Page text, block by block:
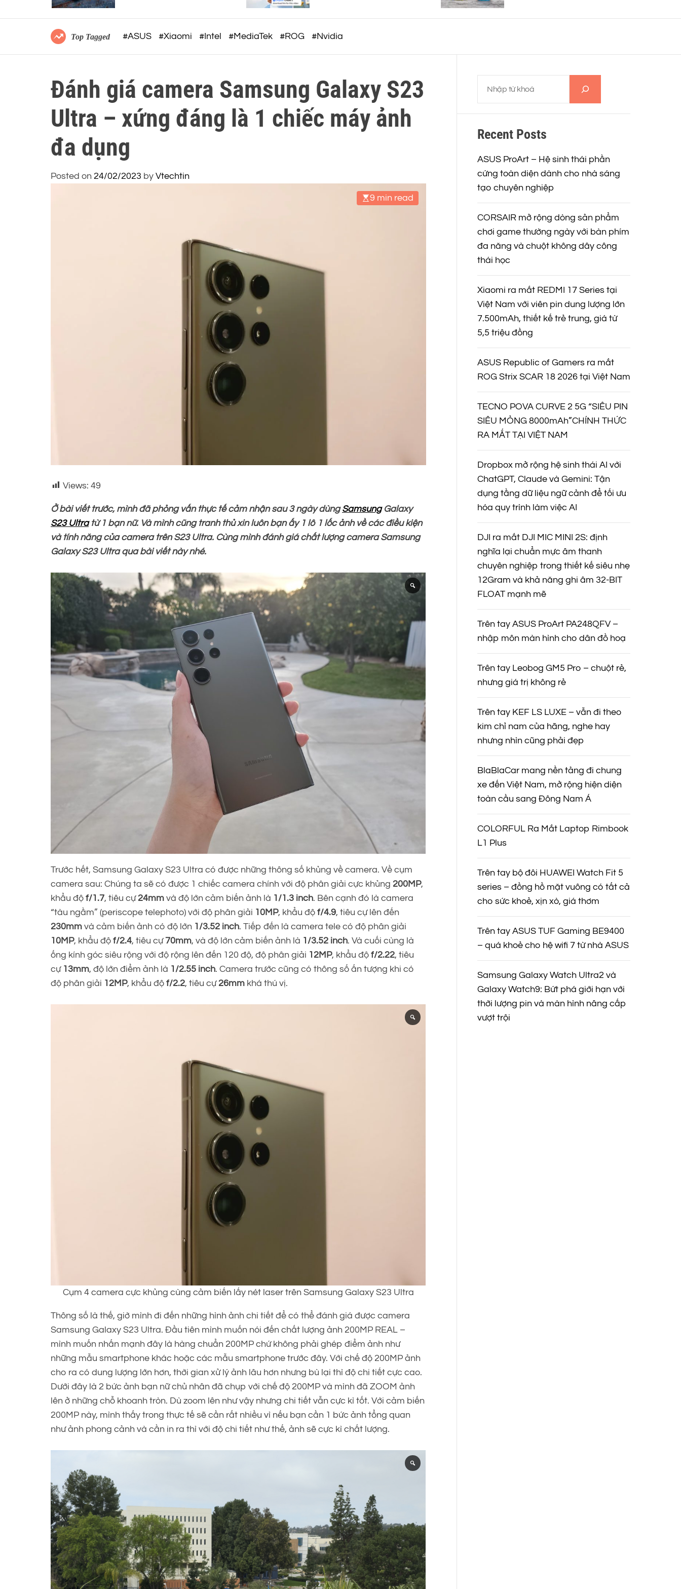
c
o
m
r
d
MẮT TẠI VIỆT NAM
ngữ cảnh để tối ưu hóa quy
trình làm việc AI
thiết kế siêu nhẹ 12Gram và
khả năng ghi âm 32-BIT FLOAT
Top Tagged #ASUS #Xiaomi #Intel #MediaTek #ROG #Nvidia
Đánh giá camera Samsung Galaxy S23
Ultra – xứng đáng là 1 chiếc máy ảnh
đa dụng
Posted on 24/02/2023 by Vtechtin
9 min read
Views: 49
Ở bài viết trước, mình đã phỏng vấn thực tế cảm nhận sau 3 ngày dùngSamsungGalaxy
S23 Ultratừ 1 bạn nữ. Và mình cũng tranh thủ xin luôn bạn ấy 1 lô 1 lốc ảnh về các điều kiện
và tính năng của camera trên S23 Ultra. Cùng mình đánh giá chất lượng camera Samsung
Galaxy S23 Ultra qua bài viết này nhé.
Trước hết, Samsung Galaxy S23 Ultra có được những thông số khủng về camera. Về cụm
camera sau: Chúng ta sẽ có được 1 chiếc camera chính với độ phân giải cực khủng 200MP,
khẩu độ f/1.7, tiêu cự 24mm và độ lớn cảm biến ảnh là 1/1.3 inch. Bên cạnh đó là camera
“tàu ngầm” (periscope telephoto) với độ phân giải 10MP, khẩu độ f/4.9, tiêu cự lên đến
230mm và cảm biến ảnh có độ lớn 1/3.52 inch. Tiếp đến là camera tele có độ phân giải
10MP, khẩu độ f/2.4, tiêu cự70mm, và độ lớn cảm biến ảnh là 1/3.52 inch. Và cuối cùng là
ống kính góc siêu rộng với độ rộng lên đến 120 độ, độ phân giải 12MP, khẩu độ f/2.22, tiêu
cự 13mm, độ lớn điểm ảnh là 1/2.55 inch. Camera trước cũng có thông số ấn tượng khi có
độ phân giải 12MP, khẩu độ f/2.2, tiêu cự 26mm khá thú vị.
Cụm 4 camera cực khủng cùng cảm biến lấy nét laser trên Samsung Galaxy S23 Ultra
Thông số là thế, giờ mình đi đến những hình ảnh chi tiết để có thể đánh giá được camera
Samsung Galaxy S23 Ultra. Đầu tiên mình muốn nói đến chất lượng ảnh 200MP REAL –
mình muốn nhấn mạnh đây là hàng chuẩn 200MP chứ không phải ghép điểm ảnh như
những mẫu smartphone khác hoặc các mẫu smartphone trước đây. Với chế độ 200MP ảnh
cho ra có dung lượng lớn hơn, thời gian xử lý ảnh lâu hơn nhưng bù lại thì độ chi tiết cực cao.
Dưới đây là 2 bức ảnh bạn nữ chủ nhân đã chụp với chế độ 200MP và mình đã ZOOM ảnh
lên ở những chỗ khoanh tròn. Dù zoom lên như vậy nhưng chi tiết vẫn cực kì tốt. Với cảm biến
200MP này, mình thấy trong thực tế sẽ cần rất nhiều vì nếu bạn cần 1 bức ảnh tổng quan
như ảnh phong cảnh và cần in ra thì với độ chi tiết như thế, ảnh sẽ cực kì chất lượng.
m
i
m
Recent Posts
ASUS ProArt – Hệ sinh thái phần
cứng toàn diện dành cho nhà sáng
tạo chuyên nghiệp
CORSAIR mở rộng dòng sản phẩm
chơi game thường ngày với bàn phím
đa năng và chuột không dây công
thái học
Xiaomi ra mắt REDMI 17 Series tại
Việt Nam với viên pin dung lượng lớn
7.500mAh, thiết kế trẻ trung, giá từ
5,5 triệu đồng
ASUS Republic of Gamers ra mắt
ROG Strix SCAR 18 2026 tại Việt Nam
TECNO POVA CURVE 2 5G “SIÊU PIN
SIÊU MỎNG 8000mAh”CHÍNH THỨC
RA MẮT TẠI VIỆT NAM
Dropbox mở rộng hệ sinh thái AI với
ChatGPT, Claude và Gemini: Tận
dụng tầng dữ liệu ngữ cảnh để tối ưu
hóa quy trình làm việc AI
DJI ra mắt DJI MIC MINI 2S: định
nghĩa lại chuẩn mực âm thanh
chuyên nghiệp trong thiết kế siêu nhẹ
12Gram và khả năng ghi âm 32-BIT
FLOAT mạnh mẽ
Trên tay ASUS ProArt PA248QFV –
nhập môn màn hình cho dân đồ hoạ
Trên tay Leobog GM5 Pro – chuột rẻ,
nhưng giá trị không rẻ
Trên tay KEF LS LUXE – vẫn đi theo
kim chỉ nam của hãng, nghe hay
nhưng nhìn cũng phải đẹp
BlaBlaCar mang nền tảng đi chung
xe đến Việt Nam, mở rộng hiện diện
toàn cầu sang Đông Nam Á
COLORFUL Ra Mắt Laptop Rimbook
L1 Plus
Trên tay bộ đôi HUAWEI Watch Fit 5
series – đồng hồ mặt vuông có tất cả
cho sức khoẻ, xịn xò, giá thơm
Trên tay ASUS TUF Gaming BE9400
– quá khoẻ cho hệ wifi 7 từ nhà ASUS
Samsung Galaxy Watch Ultra2 và
Galaxy Watch9: Bứt phá giới hạn với
thời lượng pin và màn hình nâng cấp
vượt trội